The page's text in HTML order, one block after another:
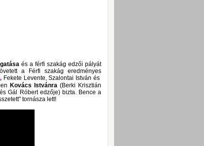
és a férfi szakág edzői pályát
a Férfi szakág eredményes
Fekete Levente, Szalontai István és
Kovács Istvánra (Berki Krisztián
Gál Róbert edzője) bizta. Bence a
tornásza lett!